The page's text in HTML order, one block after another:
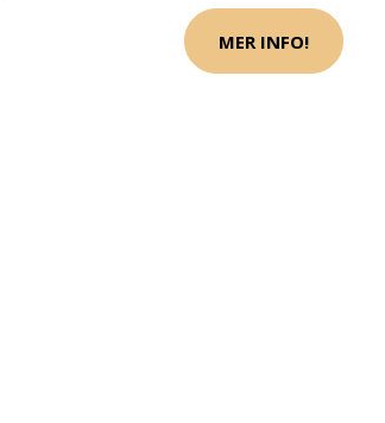
MER INFO!